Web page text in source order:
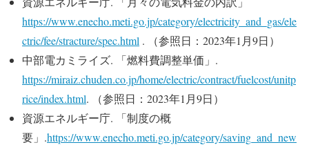
https://www.enecho.meti.go.jp/category/electricity_and_gas/ele
ctric/fee/stracture/spec.html . （参照日：2023年1月9日）
中部電カミライズ. 「燃料費調整単価」.
https://miraiz.chuden.co.jp/home/electric/contract/fuelcost/unitp
rice/index.html. （参照日：2023年1月9日）
資源エネルギー庁. 「制度の概
要」.https://www.enecho.meti.go.jp/category/saving_and_new